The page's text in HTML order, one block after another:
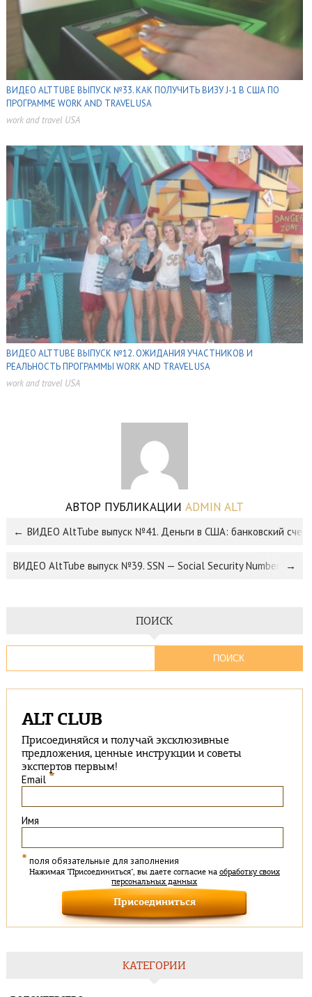
ВИДЕО ALTTUBE ВЫПУСК №33. КАК ПОЛУЧИТЬ ВИЗУ J-1 В США ПО
ПРОГРАММЕ WORK AND TRAVEL USA
work and travel USA
ВИДЕО ALTTUBE ВЫПУСК №12. ОЖИДАНИЯ УЧАСТНИКОВ И
РЕАЛЬНОСТЬ ПРОГРАММЫ WORK AND TRAVEL USA
work and travel USA
АВТОР ПУБЛИКАЦИИ ADMIN ALT
ВИДЕО AltTube выпуск №41. Деньги в США: банковский счет,
ВИДЕО AltTube выпуск №39. SSN — Social Security Number
ПОИСК
ALT CLUB
Присоединяйся и получай эксклюзивные
предложения, ценные инструкции и советы
экспертов первым!
Email *
Имя
* поля обязательные для заполнения
Нажимая "Присоединиться", вы даете согласие на обработку своих
персональных данных
КАТЕГОРИИ